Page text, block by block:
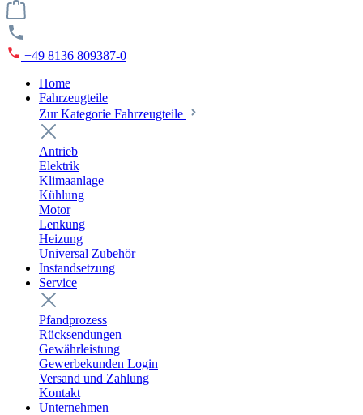
+49 8136 809387-0
Home
Fahrzeugteile
Zur Kategorie Fahrzeugteile
Antrieb
Elektrik
Klimaanlage
Kühlung
Motor
Lenkung
Heizung
Universal Zubehör
Instandsetzung
Service
Pfandprozess
Rücksendungen
Gewährleistung
Gewerbekunden Login
Versand und Zahlung
Kontakt
Unternehmen